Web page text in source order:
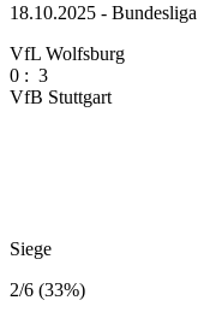
18.10.2025 - Bundesliga
VfL Wolfsburg
0 : 3
VfB Stuttgart
Siege
2/6 (33%)